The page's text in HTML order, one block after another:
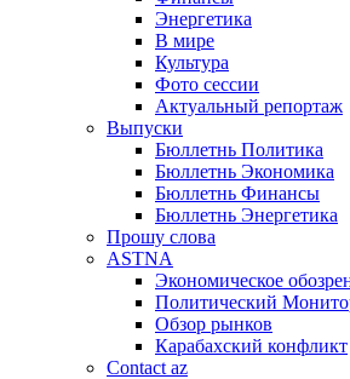
Энергетика
В мире
Культура
Фото сессии
Актуальный репортаж
Выпуски
Бюллетнь Политика
Бюллетнь Экономика
Бюллетнь Финансы
Бюллетнь Энергетика
Прошу слова
ASTNA
Экономическое
Политический
Обзор рынков
Карабахский конфликт
Contact az